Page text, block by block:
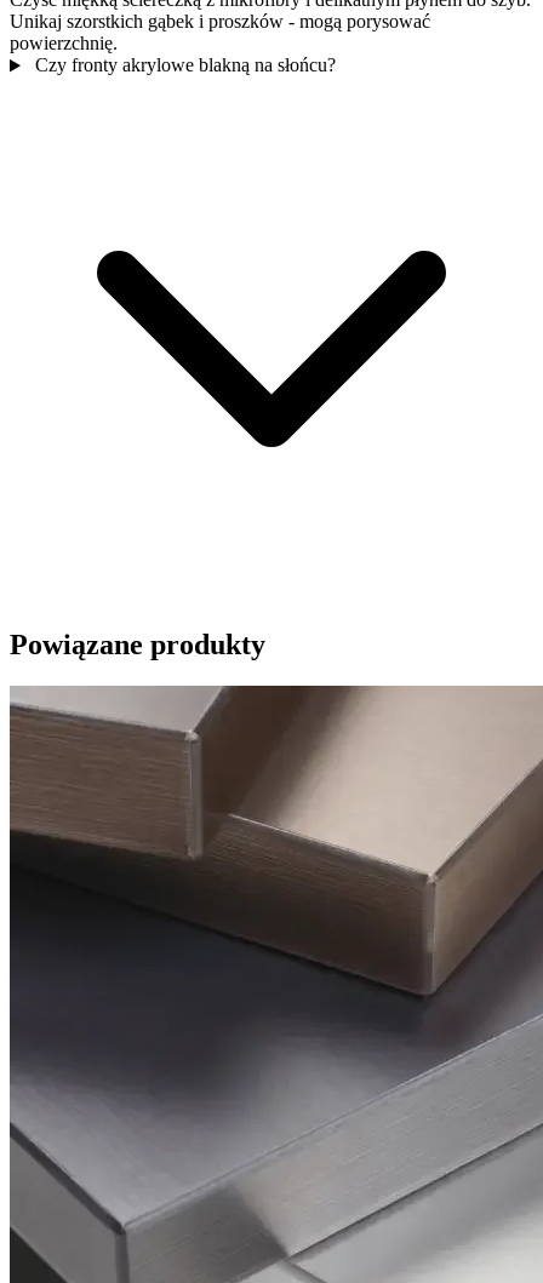
Unikaj szorstkich gąbek i proszków - mogą porysować
powierzchnię.
Czy fronty akrylowe blakną na słońcu?
Powiązane produkty